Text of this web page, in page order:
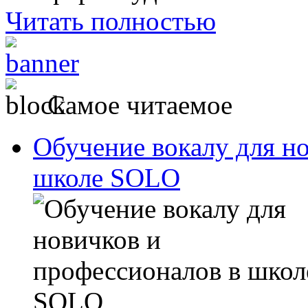
Читать полностью
Самое читаемое
Обучение вокалу для
школе SOLO